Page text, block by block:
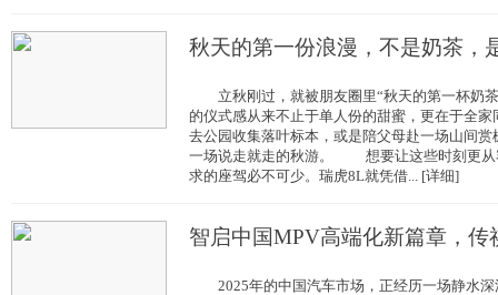
秋天的第一份浪漫，不是奶茶，
立秋刚过，就被朋友圈里“秋天的第一杯奶茶
的仪式感从来不止于单人份的甜蜜，更在于全
去公园收集落叶标本，或是陪父母赴一场山间
一场说走就走的秋游。 想要让这些时刻更从
求的座驾必不可少。瑞虎8L就凭借... [详细]
智启中国MPV高端化新篇章，传
2025年的中国汽车市场，正经历一场静水深